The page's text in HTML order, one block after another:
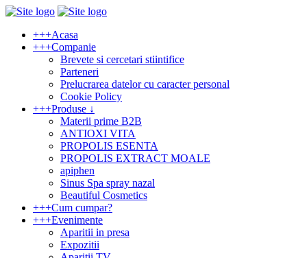
+++Acasa
+++Companie
Brevete si cercetari stiintifice
Parteneri
Prelucrarea datelor cu caracter personal
Cookie Policy
+++Produse ↓
Materii prime B2B
ANTIOXI VITA
PROPOLIS ESENTA
PROPOLIS EXTRACT MOALE
apiphen
Sinus Spa spray nazal
Beautiful Cosmetics
+++Cum cumpar?
+++Evenimente
Aparitii in presa
Expozitii